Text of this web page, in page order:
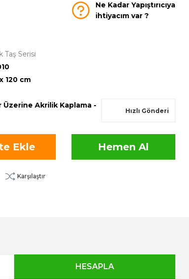
Ne Kadar Yapıştırıcıya
ihtiyacım var ?
Taş Serisi
120 cm
Üzerine Akrilik Kaplama -
Hızlı Gönderi
Ekle Hemen Al
Karşılaştır